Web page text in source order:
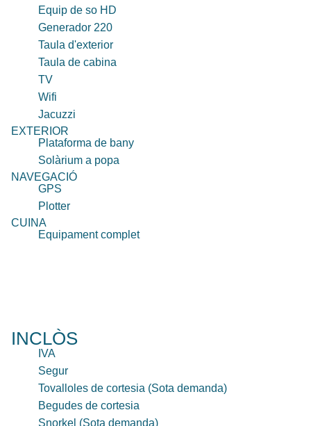
Equip de so HD
Generador 220
Taula d'exterior
Taula de cabina
TV
Wifi
Jacuzzi
EXTERIOR
Plataforma de bany
Solàrium a popa
NAVEGACIÓ
GPS
Plotter
CUINA
Equipament complet
INCLÒS
IVA
Segur
Tovalloles de cortesia (Sota demanda)
Begudes de cortesia
Snorkel (Sota demanda)